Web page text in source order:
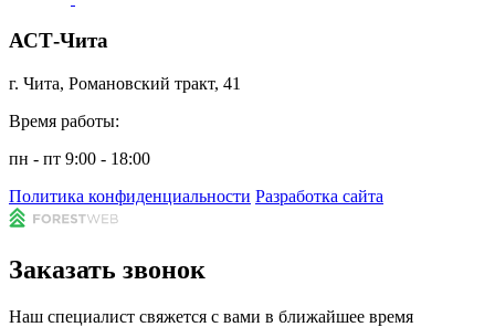
АСТ-Чита
г. Чита, Романовский тракт, 41
Время работы:
пн - пт 9:00 - 18:00
Политика конфиденциальности Разработка сайта
Заказать звонок
Наш специалист свяжется с вами в ближайшее время